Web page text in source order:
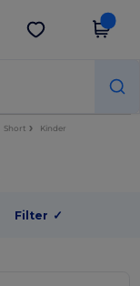
App holen
Short Kinder
Filter ✓